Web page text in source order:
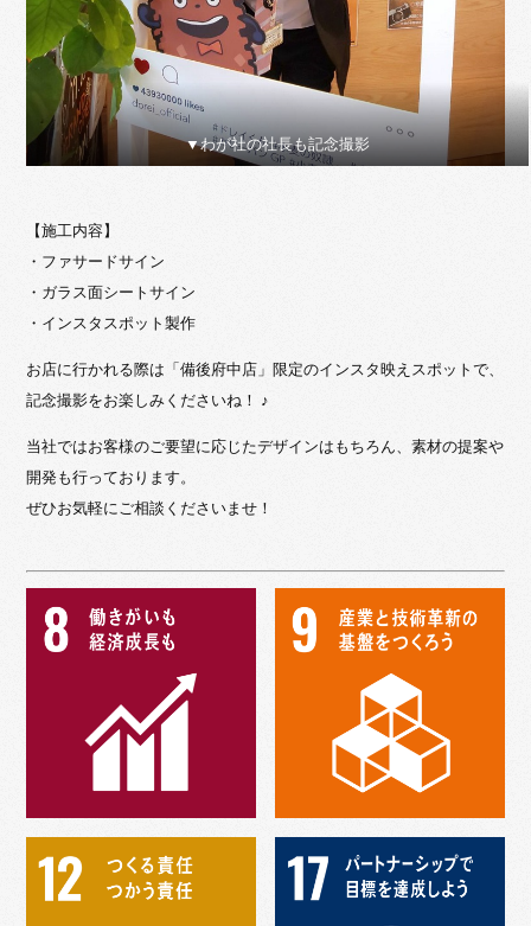
▼わが社の社長も記念撮影
【施工内容】
・ファサードサイン
・ガラス面シートサイン
・インスタスポット製作
お店に行かれる際は「備後府中店」限定のインスタ映えスポットで、
記念撮影をお楽しみくださいね！ ♪
当社ではお客様のご要望に応じたデザインはもちろん、素材の提案や
開発も行っております。
ぜひお気軽にご相談くださいませ！